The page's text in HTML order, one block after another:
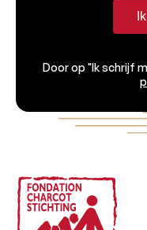
Door op "Ik schrijf
Voettekst